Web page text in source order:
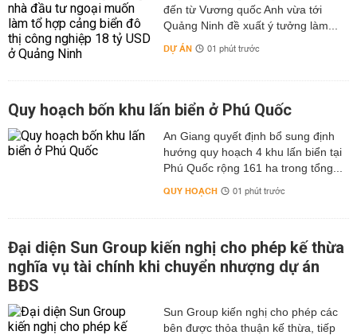
đến từ Vương quốc Anh vừa tới
Quảng Ninh đề xuất ý tưởng làm...
DỰ ÁN 01 phút trước
Quy hoạch bốn khu lấn biển ở Phú Quốc
An Giang quyết định bổ sung định
hướng quy hoạch 4 khu lấn biển tại
Phú Quốc rộng 161 ha trong tổng...
QUY HOẠCH 01 phút trước
Đại diện Sun Group kiến nghị cho phép kế thừa
nghĩa vụ tài chính khi chuyển nhượng dự án
BĐS
Sun Group kiến nghị cho phép các
bên được thỏa thuận kế thừa, tiếp